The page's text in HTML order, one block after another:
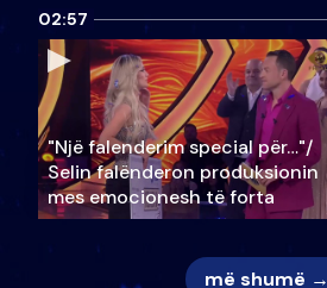
02:57
"Një falenderim special për…"/
Selin falënderon produksionin
mes emocionesh të forta
më shumë →